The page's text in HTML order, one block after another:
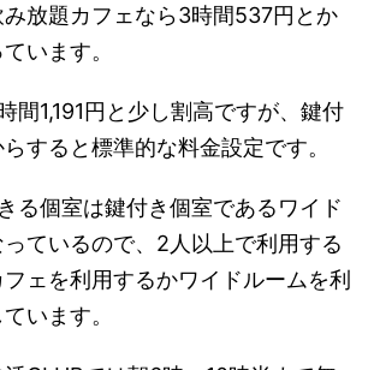
放題カフェなら3時間537円とか
います。
間1,191円と少し割高ですが、鍵付
すると標準的な料金設定です。
る個室は鍵付き個室であるワイド
ているので、2人以上で利用する
ェを利用するかワイドルームを利
います。